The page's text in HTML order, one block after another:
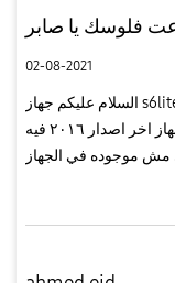
فلوسك يا صابر
02-08-2021
السلام عليكم جهاز s6liteازاي مفيهوش خاصية سكرين شوت بالسحب
باليد ورغم ان الجهاز حديث و رغم ان عندي جهاز اخر اصدار ٢٠١٦ فيه
مش موجوده في الجهاز